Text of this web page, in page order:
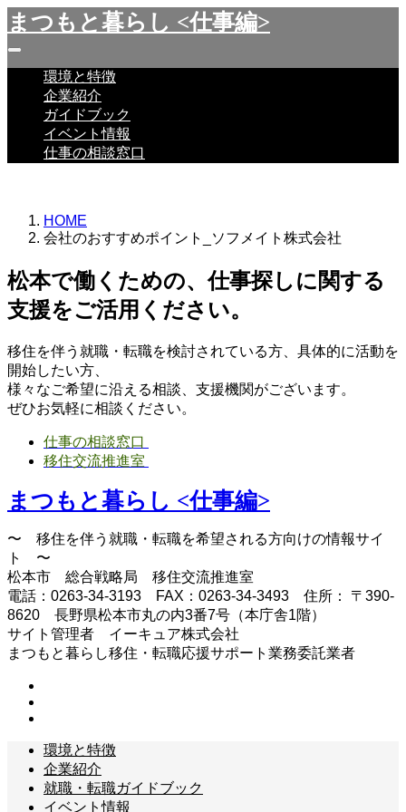
まつもと暮らし <仕事編>
環境と特徴
企業紹介
ガイドブック
イベント情報
仕事の相談窓口
HOME
会社のおすすめポイント_ソフメイト株式会社
松本で働くための、仕事探しに関する
支援をご活用ください。
移住を伴う就職・転職を検討されている方、具体的に活動を
開始したい方、
様々なご希望に沿える相談、支援機関がございます。
ぜひお気軽に相談ください。
仕事の相談窓口
移住交流推進室
まつもと暮らし <仕事編>
〜 移住を伴う就職・転職を希望される方向けの情報サイ
ト 〜
松本市 総合戦略局 移住交流推進室
電話：0263-34-3193 FAX：0263-34-3493 住所： 〒390-
8620 長野県松本市丸の内3番7号（本庁舎1階）
サイト管理者 イーキュア株式会社
まつもと暮らし移住・転職応援サポート業務委託業者
環境と特徴
企業紹介
就職・転職ガイドブック
イベント情報